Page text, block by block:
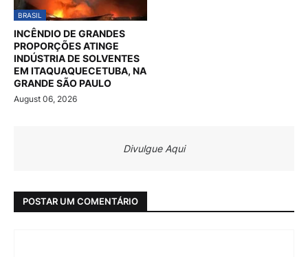
BRASIL
INCÊNDIO DE GRANDES
PROPORÇÕES ATINGE
INDÚSTRIA DE SOLVENTES
EM ITAQUAQUECETUBA, NA
GRANDE SÃO PAULO
August 06, 2026
Divulgue Aqui
POSTAR UM COMENTÁRIO